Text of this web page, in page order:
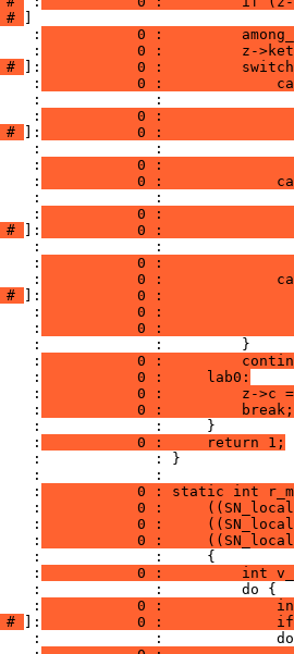
#
:
0 :
:
0 :         z-
# ]:
0 :
:
0 :
:             :
:
0 :
# ]:
0 :
:             :
:
0 :
:
0 :
:             :
:
0 :
# ]:
0 :
:             :
:
0 :
:
0 :
# ]:
0 :
:
0 :
:
0 :
:             :         }
:
0 :
:
           0 :     lab0:
:
0 :         z->c
:
           0 :         break;
:             :     }
:
           0 :     return 1;
:             : }
:             :
:
0 : static int
:
0 :
:
0 :
:
0 :
:             :     {
:
0 :         int
:             :         do {
:
0 :
# ]:
0 :
:             :